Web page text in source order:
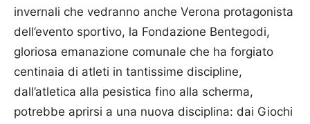
invernali che vedranno anche Verona protagonista
dell’evento sportivo, la Fondazione Bentegodi,
gloriosa emanazione comunale che ha forgiato
centinaia di atleti in tantissime discipline,
dall’atletica alla pesistica fino alla scherma,
potrebbe aprirsi a una nuova disciplina: dai Giochi